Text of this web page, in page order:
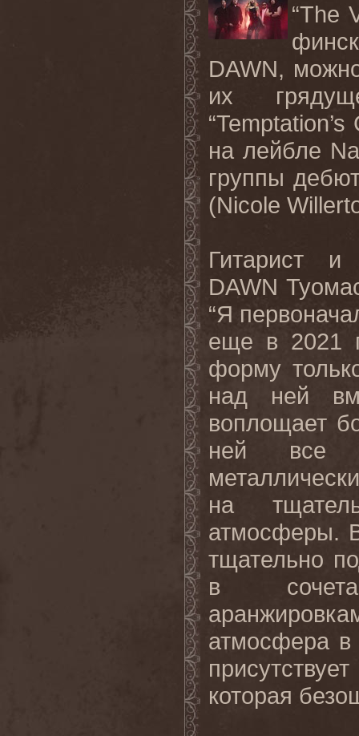
“The
DAWN,
их
на лейбле
группы
(Nicole
Гитарист и
DAWN
“Я
еще в 2021
форму
над ней
воплощает
ней все
на
атмосферы.
тщательно
в
атмосфера
которая